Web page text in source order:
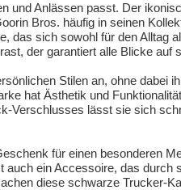
und Anlässen passt. Der
Bros. häufig in seinen
das sich sowohl für den Alltag
der garantiert alle Blicke auf
Stilen an, ohne dabei
hat Ästhetik und
Verschlusses lässt sie sich
für einen besonderen
ein Accessoire, das durch
diese schwarze Trucker-